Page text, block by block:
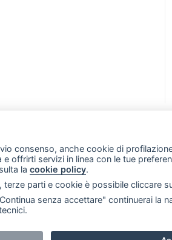
riproduzione e pubblicazione
consenso, anche cookie di
offrirti servizi in linea con le tue
la cookie policy.
parti e cookie è possibile cliccare
senza accettare" continuerai la